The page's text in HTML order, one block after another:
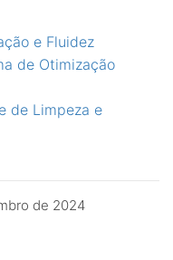
de 2024
e Fluidez
de Otimização
de Limpeza e